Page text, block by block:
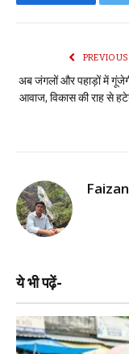
Facebook
अब जंगलों और पहाड़ों में
आवाज, विकास की राह से
ये भी पढ़ें-